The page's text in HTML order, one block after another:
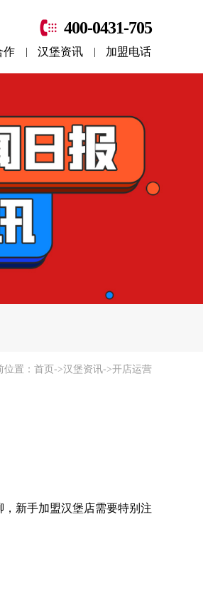
400-0431-705
作 汉堡资讯 加盟电话
位置： 首页 ->汉堡资讯->开店运营
新手加盟汉堡店需要特别注